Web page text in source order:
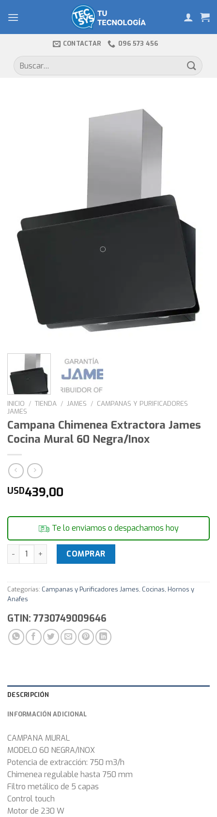
CONTACTAR 096 573 456
Buscar
por:
INICIO / TIENDA / JAMES / CAMPANAS Y PURIFICADORES
JAMES
Campana Chimenea Extractora James
Cocina Mural 60 Negra/Inox
USD439,00
Te lo enviamos o despachamos hoy
Campana Chimenea Extractora James Cocina Mural 60
COMPRAR
Categorías: Campanas y Purificadores James, Cocinas, Hornos y
Anafes
GTIN: 7730749009646
DESCRIPCIÓN
INFORMACIÓN ADICIONAL
CAMPANA MURAL
MODELO 60 NEGRA/INOX
Potencia de extracción: 750 m3/h
Chimenea regulable hasta 750 mm
Filtro metálico de 5 capas
Control touch
Motor de 230 W